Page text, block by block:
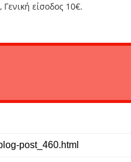
είσοδος 10€.